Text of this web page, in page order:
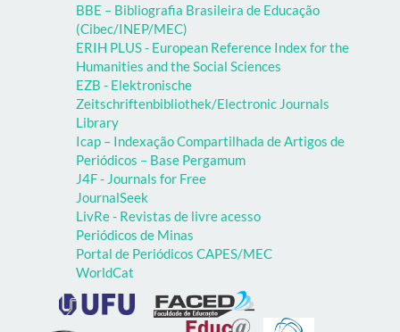
BBE – Bibliografia Brasileira de Educação
(Cibec/INEP/MEC)
ERIH PLUS - European Reference Index for the
Humanities and the Social Sciences
EZB - Elektronische
Zeitschriftenbibliothek/Electronic Journals
Library
Icap – Indexação Compartilhada de Artigos de
Periódicos – Base Pergamum
J4F - Journals for Free
JournalSeek
LivRe - Revistas de livre acesso
Periódicos de Minas
Portal de Periódicos CAPES/MEC
WorldCat